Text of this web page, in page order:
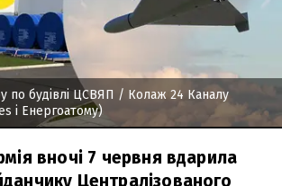
по будівлі ЦСВЯП / Колаж 24 Каналу
і Енергоатому)
вночі 7 червня вдарила
Централізованого